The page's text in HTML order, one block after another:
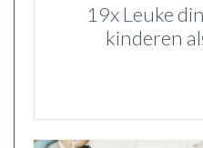
19x Leuke
kinderen